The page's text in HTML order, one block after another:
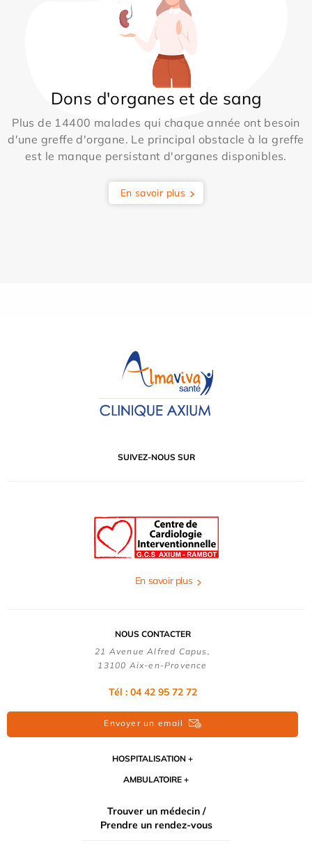
Dons d'organes et de sang
Plus de 14400 malades qui chaque année ont besoin
d'une greffe d'organe. Le principal obstacle à la greffe
est le manque persistant d'organes disponibles.
En savoir plus
SUIVEZ-NOUS SUR
En savoir plus
NOUS CONTACTER
21 Avenue Alfred Capus,
13100 Aix-en-Provence
Tél : 04 42 95 72 72
Envoyer un email
HOSPITALISATION
AMBULATOIRE
Trouver un médecin /
Prendre un rendez-vous